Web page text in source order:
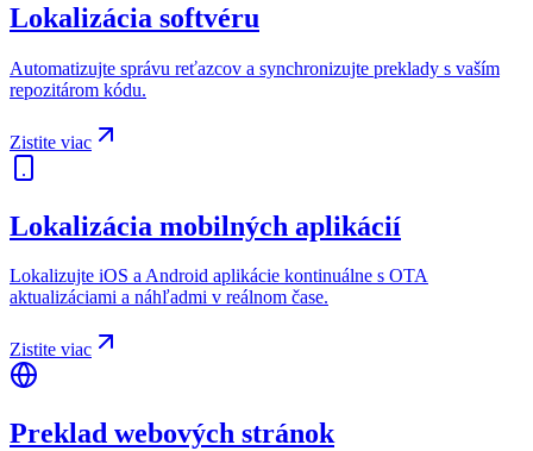
Lokalizácia softvéru
Automatizujte správu reťazcov a synchronizujte preklady s vaším
repozitárom kódu.
Zistite viac
Lokalizácia mobilných aplikácií
Lokalizujte iOS a Android aplikácie kontinuálne s OTA
aktualizáciami a náhľadmi v reálnom čase.
Zistite viac
Preklad webových stránok